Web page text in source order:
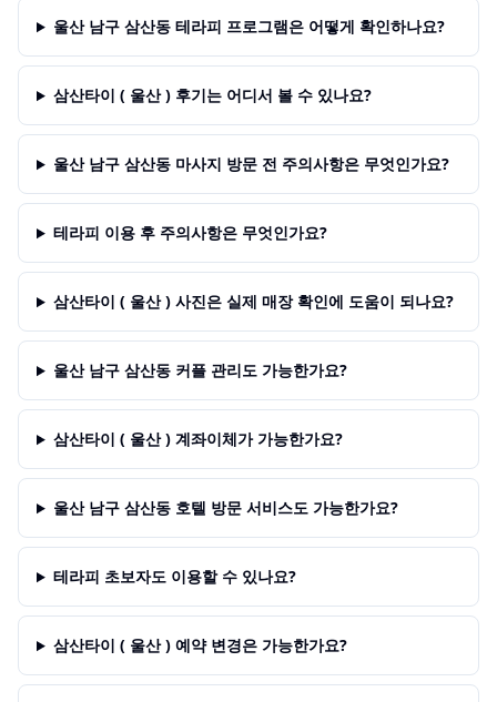
울산 남구 삼산동 테라피 프로그램은 어떻게 확인하나요?
삼산타이 ( 울산 ) 후기는 어디서 볼 수 있나요?
울산 남구 삼산동 마사지 방문 전 주의사항은 무엇인가요?
테라피 이용 후 주의사항은 무엇인가요?
삼산타이 ( 울산 ) 사진은 실제 매장 확인에 도움이 되나요?
울산 남구 삼산동 커플 관리도 가능한가요?
삼산타이 ( 울산 ) 계좌이체가 가능한가요?
울산 남구 삼산동 호텔 방문 서비스도 가능한가요?
테라피 초보자도 이용할 수 있나요?
삼산타이 ( 울산 ) 예약 변경은 가능한가요?